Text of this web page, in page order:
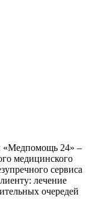
«Медпомощь 24» –
медицинского
сервиса
лечение
очередей